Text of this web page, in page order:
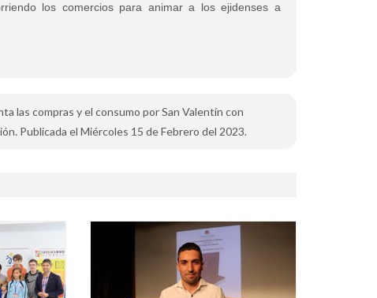
los comercios para animar a los ejidenses a
las compras y el consumo por San Valentín con
Publicada el Miércoles 15 de Febrero del 2023.